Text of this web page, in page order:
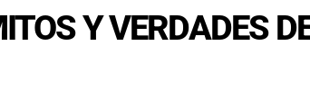
Y VERDADES